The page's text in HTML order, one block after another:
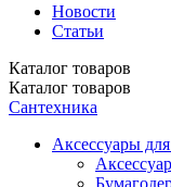
Новости
Статьи
Каталог товаров
Каталог товаров
Сантехника
Аксессуары